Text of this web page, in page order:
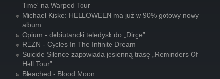
Time' na Warped Tour
Michael Kiske: HELLOWEEN ma już w 90% gotowy nowy
album
Opium - debiutancki teledysk do „Dirge”
REZN - Cycles In The Infinite Dream
Suicide Silence zapowiada jesienną trasę „Reminders Of
Hell Tour”
Bleached - Blood Moon